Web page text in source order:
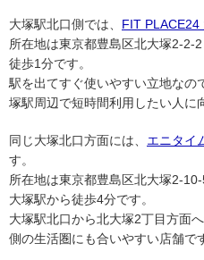
大塚駅北口側では、 FIT PLACE24
所在地は東京都豊島区北大塚2-2-
徒歩1分です。
駅を出てすぐ使いやすい立地なの
塚駅周辺で短時間利用したい人に
同じ大塚北口方面には、 エニタイ
す。
所在地は東京都豊島区北大塚2-
大塚駅から徒歩4分です。
大塚駅北口から北大塚2丁目方面
側の生活圏にも合いやすい店舗で